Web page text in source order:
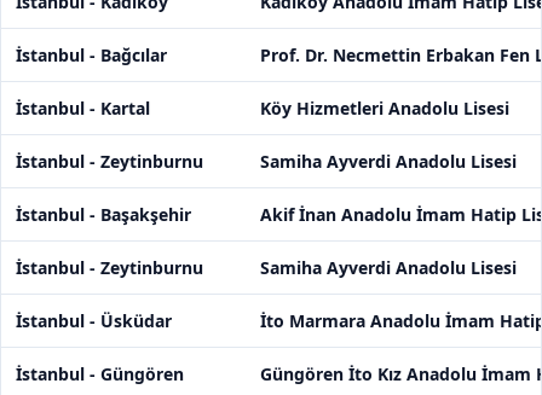
İstanbul - Bağcılar Prof. Dr. Necmettin Erbakan Fen
İstanbul - Kartal Köy Hizmetleri Anadolu Lisesi
İstanbul - Zeytinburnu Samiha Ayverdi Anadolu Lisesi
İstanbul - Başakşehir Akif İnan Anadolu İmam Hatip
İstanbul - Zeytinburnu Samiha Ayverdi Anadolu Lisesi
İstanbul - Üsküdar İto Marmara Anadolu İmam
İstanbul - Güngören Güngören İto Kız Anadolu İmam